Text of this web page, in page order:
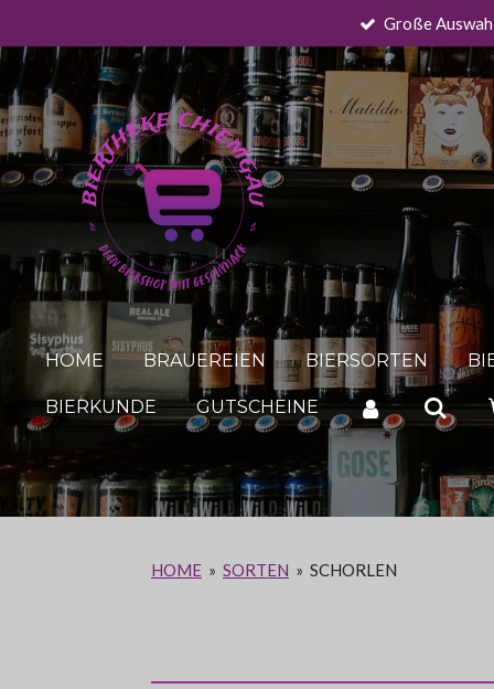
Hauptinhalt
springen
Große
HOME BRAUEREIEN BIERSORTEN
BIERKUNDE GUTSCHEINE
HOME » SORTEN » SCHORLEN